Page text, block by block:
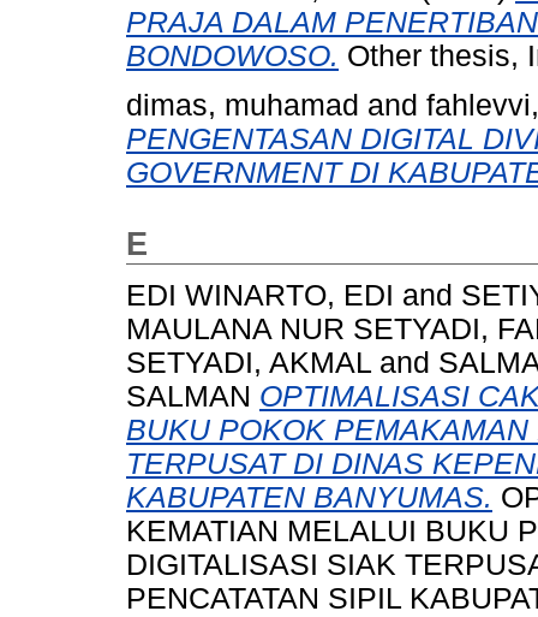
PRAJA DALAM
BONDOWOSO. Other thesis,
dimas, muhamad and
PENGENTASAN DIGITAL
GOVERNMENT DI
E
EDI WINARTO, EDI and
MAULANA NUR SETYADI,
SETYADI, AKMAL and
SALMAN OPTIMALISASI
BUKU POKOK
TERPUSAT DI DINAS
KABUPATEN BANYUMAS.
KEMATIAN MELALUI BUKU
DIGITALISASI SIAK
PENCATATAN SIPIL